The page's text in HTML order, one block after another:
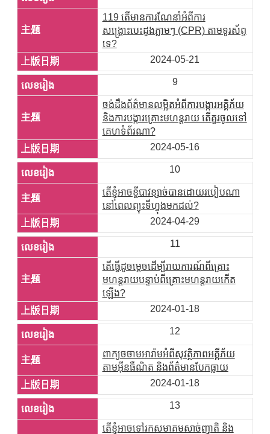
119 តើមានការណែនាំអំពីការ
សង្គ្រោះបេះដូងភ្លាមៗ (CPR) តាមទូរស័ព្ទ
ទេ?
2024-05-21
9
ចង់ដឹងព័ត៌មានលម្អិតអំពីការបង្ការអគ្គិភ័យ
និងការបង្ការគ្រោះមហន្តរាយ តើគួរចូលទៅ
គេហទំព័រណា?
2024-05-16
10
តើខ្ញុំអាចខ្ចីបាវខ្សាច់បានដោយរបៀបណា
នៅពេលព្យុះទីហ្វុងមកដល់?
2024-04-29
11
តើធ្វើដូចម្តេចដើម្បីរាយការណ៍ពីគ្រោះ
មហន្តរាយបន្ទាប់ពីគ្រោះមហន្តរាយកើត
ឡើង?
2024-01-18
12
ពាក្យចចាមអារ៉ាមអំពីសុវត្ថិភាពអគ្គីភ័យ
តាមអ៊ីនធឺណិត និងព័ត៌មានបែកធ្លាយ
2024-01-18
13
តើខ្ញុំអាចទៅរកសមាគមសាច់ញាតិ និង